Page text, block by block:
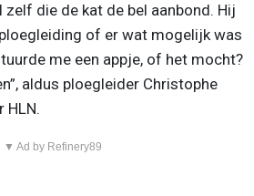
zelf die de kat de bel aanbond. Hij
of er wat mogelijk was
me een appje, of het mocht?
aldus ploegleider Christophe
HLN.
▼ Ad by Refinery89